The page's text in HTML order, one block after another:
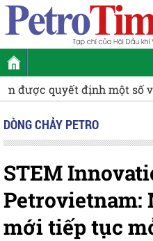
ĐBQH Đào Chí Nghĩa:
DÒNG CHẢY PETRO
STEM
Petrovietnam:
mới tiếp tục